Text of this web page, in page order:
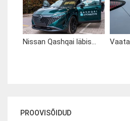
Nissan Qashqai läbis...
PROOVISÕIDUD